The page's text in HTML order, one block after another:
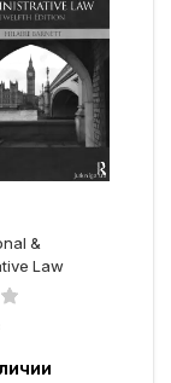
&
Law